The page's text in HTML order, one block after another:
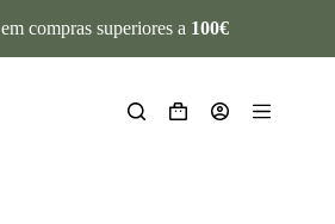
compras superiores a 100€